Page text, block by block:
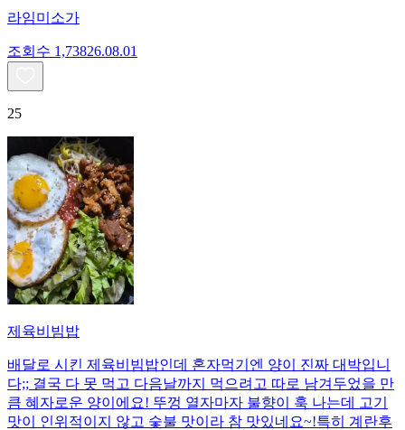
라임미소가
조회수 1,73826.08.01
25
제육비빔밥
배달로 시킨 제육비빔밥인데 혼자먹기엔 양이 진짜 대박입니
다;; 결국 다 못 먹고 다음날까지 먹으려고 따로 남겨두었을 만
큼 혜자로운 양이에요! 뚜껑 열자마자 불향이 훅 나는데 고기
맛이 인위적이지 않고 숯불 맛이라 참 맛있네요~!특히 계란후